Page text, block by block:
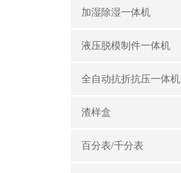
加湿除湿一体机
液压脱模制件一体机
全自动抗折抗压一体机
渣样盒
百分表/千分表